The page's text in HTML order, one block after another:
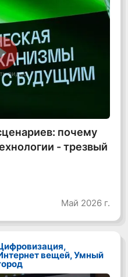
видео
почему
- трезвый
Май 2026 г.
вещей, Умный